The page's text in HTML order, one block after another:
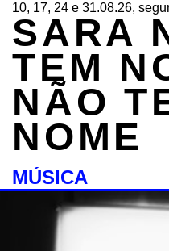
10, 17, 24 e 31.08.26,
SARA
TEM
NÃO
NOME
MÚSICA